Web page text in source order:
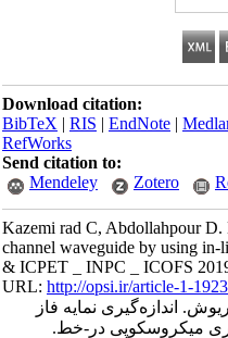
Download citation:
BibTeX|RIS|EndNote|
RefWorks
Send citation to:
Mendeley
Zotero
Kazemi rad C, Abdollahpour
channel waveguide by using
& ICPET _ INPC _ ICOFS
URL:http://opsi.ir/article-1-
اندازه‌گیری نمایه فاز
میکروسکوپی در-خط.